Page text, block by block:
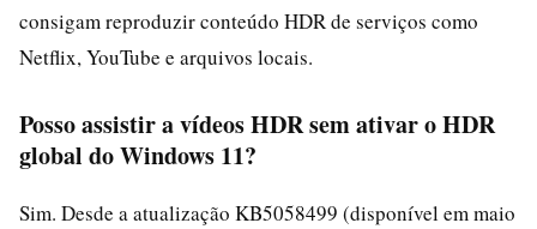
consigam reproduzir conteúdo HDR de serviços como
Netflix, YouTube e arquivos locais.
Posso assistir a vídeos HDR sem ativar o HDR
global do Windows 11?
Sim. Desde a atualização KB5058499 (disponível em maio